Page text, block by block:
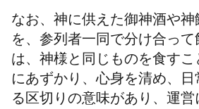
なお、神に供えた御神酒や神
を、参列者一同で分け合って
は、神様と同じものを食す
にあずかり、心身を清め、
る区切りの意味があり、運営